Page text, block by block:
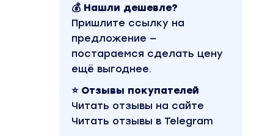
💰 Нашли дешевле?
Пришлите ссылку на
предложение —
постараемся сделать цену
ещё выгоднее.
⭐ Отзывы покупателей
Читать отзывы на сайте
Читать отзывы в Telegram